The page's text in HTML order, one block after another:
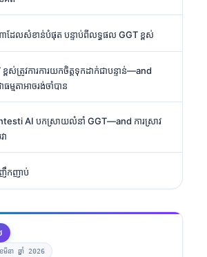
ាដែលសំខាន់បំផុត បន្ទាប់ពីលទ្ធផល GGT ខ្ពស់
ស់ត្រូវការការយកចិត្តទុកដាក់ជាបន្ទាន់—and
មតាអាចរង់ចាំបាន
AI បកស្រាយលំនាំ GGT—and ការស្រាវ
ា
កញាប់
មីនា ឆ្នាំ 2026